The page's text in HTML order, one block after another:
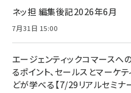
ネッ担 編集後記2026年6月
7月31日 15:00
エージェンティックコマースへ
るポイント、セールスとマーケ
どが学べる【7/29リアルセミナ